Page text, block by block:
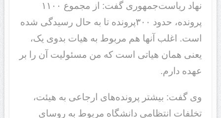
نهاد ریاست‌جمهوری گفت: از مجموع ۱۱۰۰
پرونده، حدود ۳۰۰پرونده تا به حال رسیدگی شده
است. اغلب آنها هم مربوط به هیات بدوی یک،
یعنی همان هیاتی است که من مسئولیت آن را بر
عهده دارم.
وی گفت: بیشتر پرونده‌های ارجاعی به هیئت،
تخلفات انتظامی ‌دانشگاه مربوط به روسای